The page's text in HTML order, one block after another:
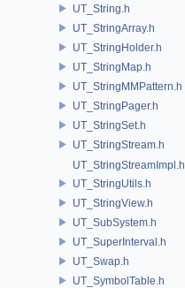
UT_String.h
UT_StringArray.h
UT_StringHolder.h
UT_StringMap.h
UT_StringMMPattern.h
UT_StringPager.h
UT_StringSet.h
UT_StringStream.h
UT_StringStreamImpl.h
UT_StringUtils.h
UT_StringView.h
UT_SubSystem.h
UT_SuperInterval.h
UT_Swap.h
UT_SymbolTable.h